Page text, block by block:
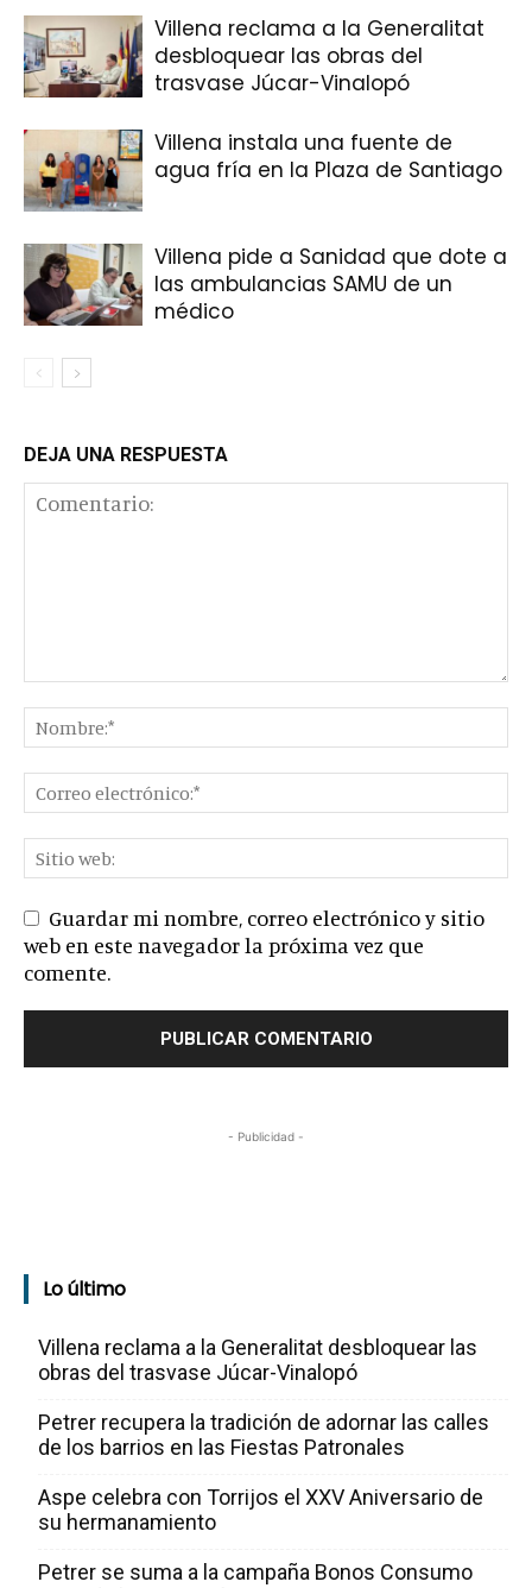
Villena reclama a la Generalitat
desbloquear las obras del
trasvase Júcar-Vinalopó
Villena instala una fuente de
agua fría en la Plaza de Santiago
Villena pide a Sanidad que dote a
las ambulancias SAMU de un
médico
DEJA UNA RESPUESTA
Guardar mi nombre, correo electrónico y sitio
web en este navegador la próxima vez que
comente.
- Publicidad -
Lo último
Villena reclama a la Generalitat desbloquear las
obras del trasvase Júcar-Vinalopó
Petrer recupera la tradición de adornar las calles
de los barrios en las Fiestas Patronales
Aspe celebra con Torrijos el XXV Aniversario de
su hermanamiento
Petrer se suma a la campaña Bonos Consumo